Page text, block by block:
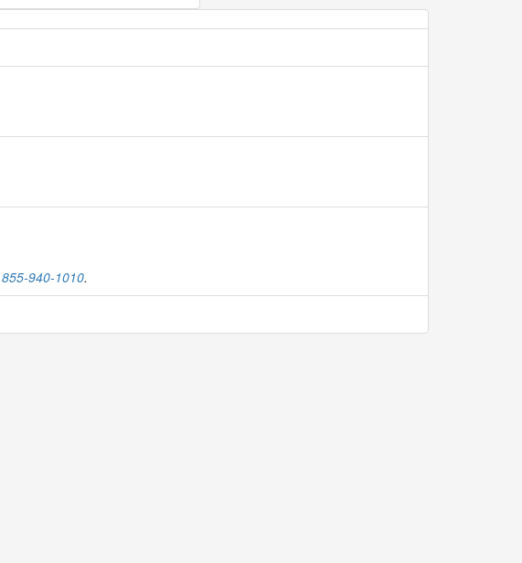
855-940-1010.